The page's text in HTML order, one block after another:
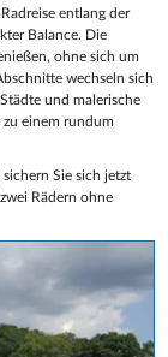
entlang der
Balance. Die
ohne sich um
wechseln sich
und malerische
einem rundum
Sie sich jetzt
Rädern ohne